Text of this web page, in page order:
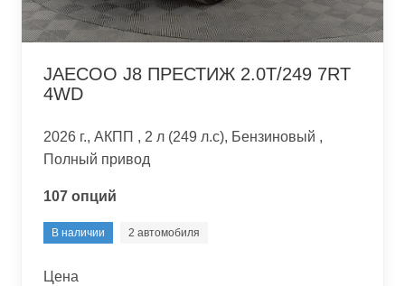
JAECOO J8 ПРЕСТИЖ 2.0T/249 7RT
4WD
2026 г., АКПП , 2 л (249 л.с), Бензиновый ,
Полный привод
107 опций
В наличии 2 автомобиля
Цена